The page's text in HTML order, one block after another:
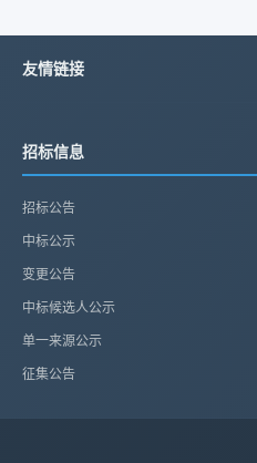
友情链接
招标信息
招标公告
中标公示
变更公告
中标候选人公示
单一来源公示
征集公告